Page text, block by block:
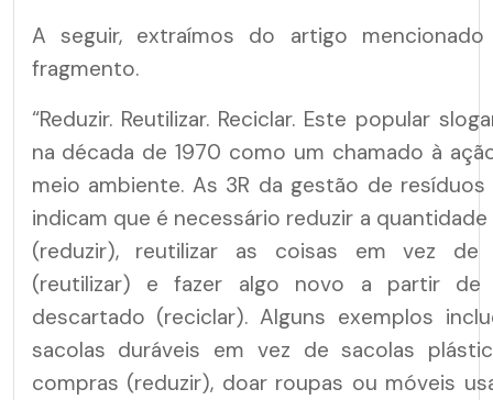
A seguir, extraímos do artigo
fragmento.
“Reduzir. Reutilizar. Reciclar. Este popular
na década de 1970 como um chamado à
meio ambiente. As 3R da gestão de
indicam que é necessário reduzir a
(reduzir), reutilizar as coisas em vez de
(reutilizar) e fazer algo novo a partir
descartado (reciclar). Alguns exemplos
sacolas duráveis em vez de sacolas
compras (reduzir), doar roupas ou móveis